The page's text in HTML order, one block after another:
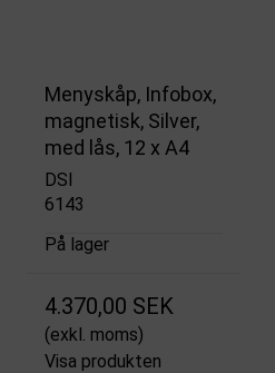
Menyskåp, Infobox,
magnetisk, Silver,
med lås, 12 x A4
DSI
6143
På lager
4.370,00 SEK
(exkl. moms)
Visa produkten